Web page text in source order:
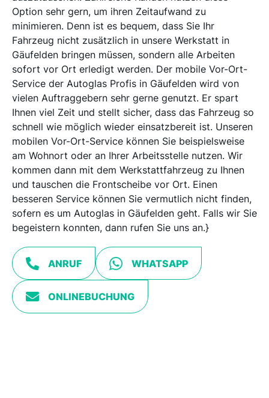
Option sehr gern, um ihren Zeitaufwand zu
minimieren. Denn ist es bequem, dass Sie Ihr
Fahrzeug nicht zusätzlich in unsere Werkstatt in
Gäufelden bringen müssen, sondern alle Arbeiten
sofort vor Ort erledigt werden. Der mobile Vor-Ort-
Service der Autoglas Profis in Gäufelden wird von
vielen Auftraggebern sehr gerne genutzt. Er spart
Ihnen viel Zeit und stellt sicher, dass das Fahrzeug so
schnell wie möglich wieder einsatzbereit ist. Unseren
mobilen Vor-Ort-Service können Sie beispielsweise
am Wohnort oder an Ihrer Arbeitsstelle nutzen. Wir
kommen dann mit dem Werkstattfahrzeug zu Ihnen
und tauschen die Frontscheibe vor Ort. Einen
besseren Service können Sie vermutlich nicht finden,
sofern es um Autoglas in Gäufelden geht. Falls wir Sie
begeistern konnten, dann rufen Sie uns an.}
ANRUF WHATSAPP
ONLINEBUCHUNG